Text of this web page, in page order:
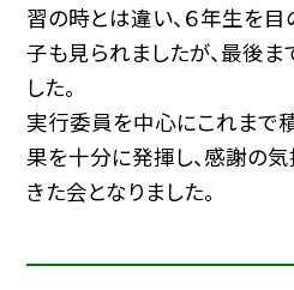
習の時とは違い、６年生を
子も見られましたが、最後
した。
実行委員を中心にこれまで
果を十分に発揮し、感謝の
きた会となりました。